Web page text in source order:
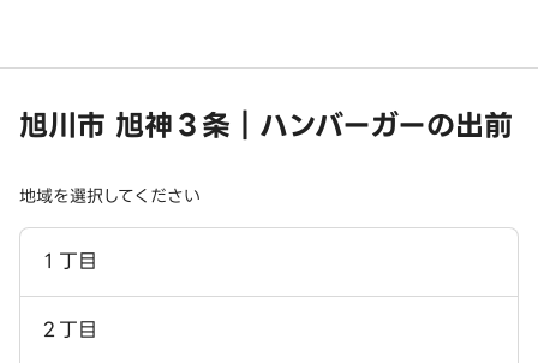
旭川市 旭神３条｜ハンバーガーの出前
地域を選択してください
１丁目
２丁目